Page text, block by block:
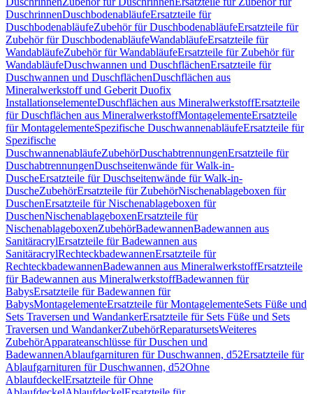
DuschrinnenDuschbodenabläufeErsatzteile für
DuschbodenabläufeZubehör für DuschbodenabläufeErsatzteile für
Zubehör für DuschbodenabläufeWandabläufeErsatzteile für
WandabläufeZubehör für WandabläufeErsatzteile für Zubehör für
WandabläufeDuschwannen und DuschflächenErsatzteile für
Duschwannen und DuschflächenDuschflächen aus
Mineralwerkstoff und Geberit Duofix
InstallationselementeDuschflächen aus MineralwerkstoffErsatzteile
für Duschflächen aus MineralwerkstoffMontagelementeErsatzteile
für MontagelementeSpezifische DuschwannenabläufeErsatzteile für
Spezifische
DuschwannenabläufeZubehörDuschabtrennungenErsatzteile für
DuschabtrennungenDuschseitenwände für Walk-in-
DuscheErsatzteile für Duschseitenwände für Walk-in-
DuscheZubehörErsatzteile für ZubehörNischenablageboxen für
DuschenErsatzteile für Nischenablageboxen für
DuschenNischenablageboxenErsatzteile für
NischenablageboxenZubehörBadewannenBadewannen aus
SanitäracrylErsatzteile für Badewannen aus
SanitäracrylRechteckbadewannenErsatzteile für
RechteckbadewannenBadewannen aus MineralwerkstoffErsatzteile
für Badewannen aus MineralwerkstoffBadewannen für
BabysErsatzteile für Badewannen für
BabysMontagelementeErsatzteile für MontagelementeSets Füße und
Sets Traversen und WandankerErsatzteile für Sets Füße und Sets
Traversen und WandankerZubehörReparatursetsWeiteres
ZubehörApparateanschlüsse für Duschen und
BadewannenAblaufgarnituren für Duschwannen, d52Ersatzteile für
Ablaufgarnituren für Duschwannen, d52Ohne
AblaufdeckelErsatzteile für Ohne